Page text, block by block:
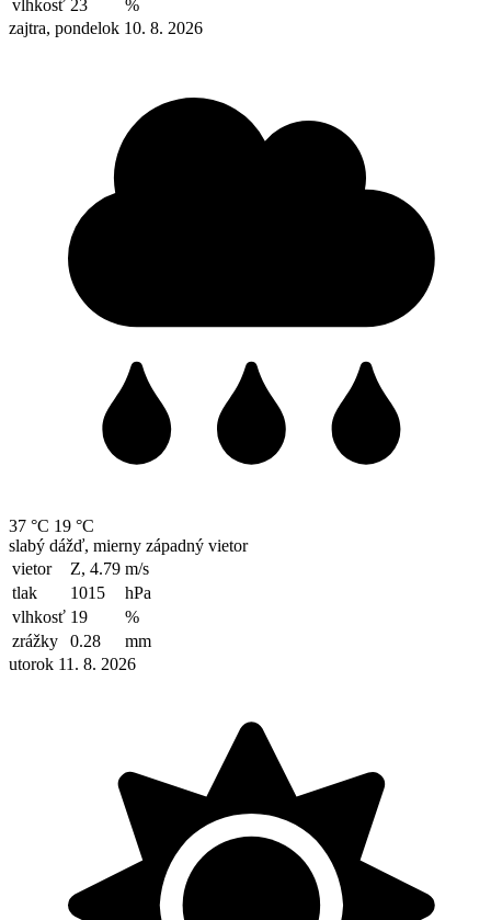
vlhkosť 23
%
zajtra, pondelok 10. 8. 2026
37 °C 19 °C
slabý dážď, mierny západný vietor
vietor
Z, 4.79 m/s
tlak
1015
hPa
vlhkosť 19
%
zrážky
0.28
mm
utorok 11. 8. 2026